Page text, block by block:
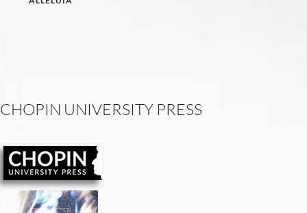
CHOPIN UNIVERSITY PRESS